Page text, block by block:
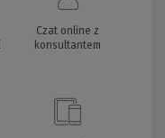
Czat online z
konsultantem